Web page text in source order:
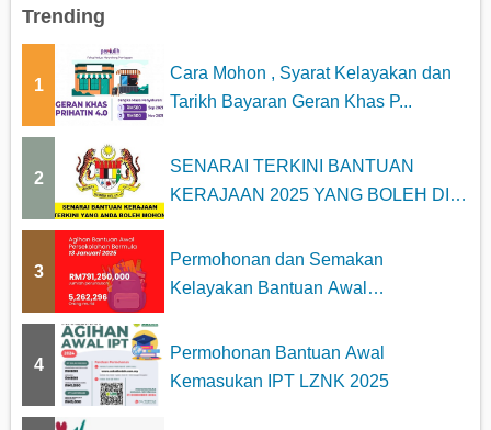
Trending
1
Cara Mohon , Syarat Kelayakan dan
Tarikh Bayaran Geran Khas P...
2
SENARAI TERKINI BANTUAN
KERAJAAN 2025 YANG BOLEH DI
3
Permohonan dan Semakan
Kelayakan Bantuan Awal
4
Permohonan Bantuan Awal
Kemasukan IPT LZNK 2025